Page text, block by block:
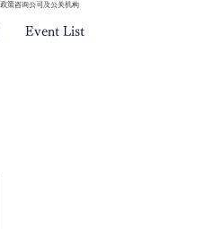
政策咨询公司及公关机构
Event List